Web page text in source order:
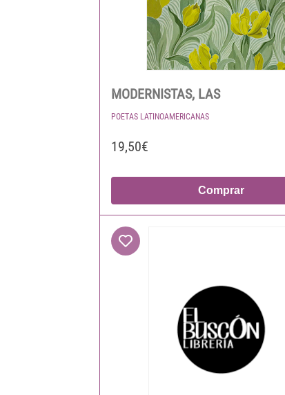
MODERNISTAS, LAS
POETAS LATINOAMERICANAS
19,50€
Comprar